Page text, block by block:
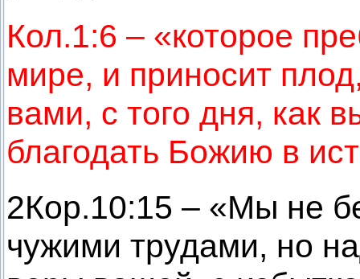
Кол.1:6 – «которое
мире, и приносит
вами, с того дня, как
благодать Божию в
2Кор.10:15 – «Мы не
чужими трудами, но